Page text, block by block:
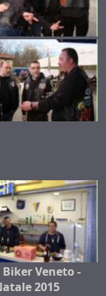
Biker Veneto -
2015